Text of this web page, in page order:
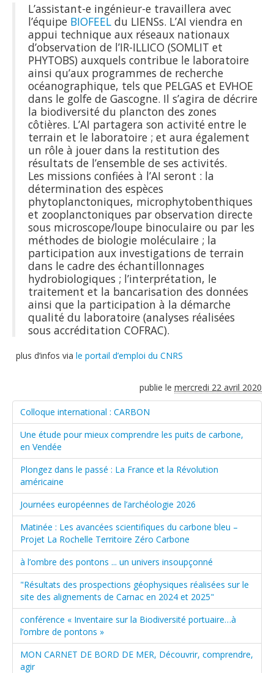
L’assistant-e ingénieur-e travaillera avec
l’équipe BIOFEEL du LIENSs. L’AI viendra en
appui technique aux réseaux nationaux
d’observation de l’IR-ILLICO (SOMLIT et
PHYTOBS) auxquels contribue le laboratoire
ainsi qu’aux programmes de recherche
océanographique, tels que PELGAS et EVHOE
dans le golfe de Gascogne. Il s’agira de décrire
la biodiversité du plancton des zones
côtières. L’AI partagera son activité entre le
terrain et le laboratoire ; et aura également
un rôle à jouer dans la restitution des
résultats de l’ensemble de ses activités.
Les missions confiées à l’AI seront : la
détermination des espèces
phytoplanctoniques, microphytobenthiques
et zooplanctoniques par observation directe
sous microscope/loupe binoculaire ou par les
méthodes de biologie moléculaire ; la
participation aux investigations de terrain
dans le cadre des échantillonnages
hydrobiologiques ; l’interprétation, le
traitement et la bancarisation des données
ainsi que la participation à la démarche
qualité du laboratoire (analyses réalisées
sous accréditation COFRAC).
plus d’infos via le portail d’emploi du CNRS
publie le mercredi 22 avril 2020
Colloque international : CARBON
Une étude pour mieux comprendre les puits de carbone,
en Vendée
Plongez dans le passé : La France et la Révolution
américaine
Journées européennes de l’archéologie 2026
Matinée : Les avancées scientifiques du carbone bleu –
Projet La Rochelle Territoire Zéro Carbone
à l’ombre des pontons ... un univers insoupçonné
"Résultats des prospections géophysiques réalisées sur le
site des alignements de Carnac en 2024 et 2025"
conférence « Inventaire sur la Biodiversité portuaire…à
l’ombre de pontons »
MON CARNET DE BORD DE MER, Découvrir, comprendre,
agir